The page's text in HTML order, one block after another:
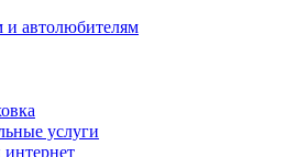
автолюбителям
услуги